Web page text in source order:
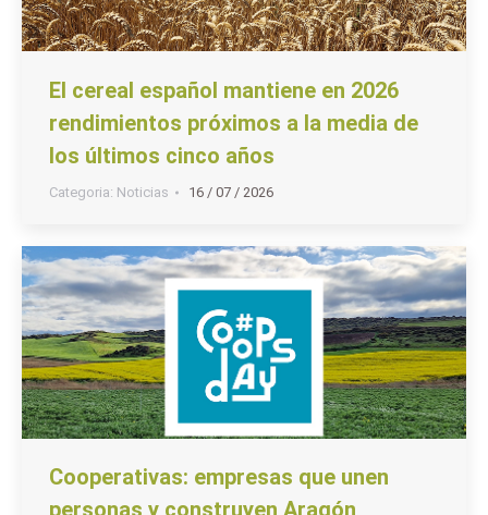
El cereal español mantiene en 2026
rendimientos próximos a la media de
los últimos cinco años
Categoria: Noticias 16 / 07 / 2026
Cooperativas: empresas que unen